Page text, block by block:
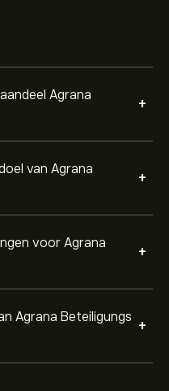
Agrana
+
van Agrana
+
voor Agrana
+
Agrana Beteiligungs +